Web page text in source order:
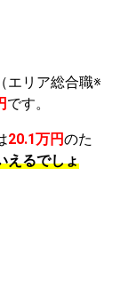
エリア総合職※
です。
20.1万円のた
えるでしょ